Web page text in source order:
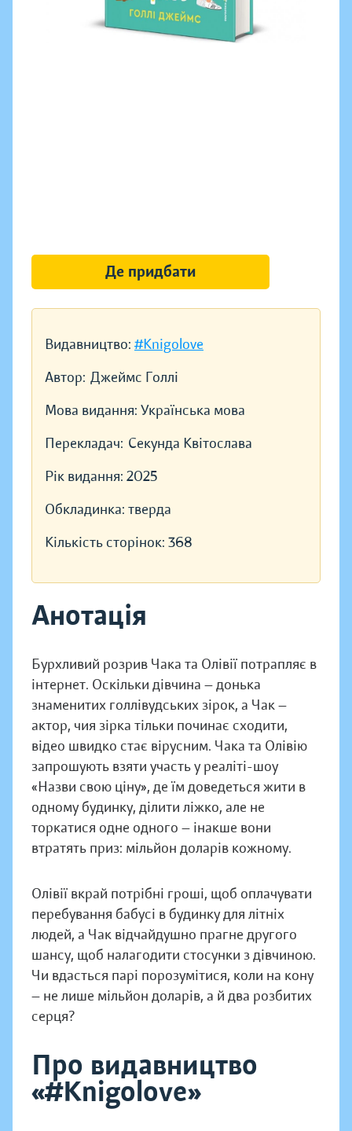
Видавництво: #Knigolove
Автор: Джеймс Голлі
Мова видання: Українська мова
Перекладач: Секунда Квітослава
Рік видання: 2025
Обкладинка: тверда
Кількість сторінок: 368
Анотація
Бурхливий розрив Чака та Олівії потрапляє в
інтернет. Оскільки дівчина — донька
знаменитих голлівудських зірок, а Чак —
актор, чия зірка тільки починає сходити,
відео швидко стає вірусним. Чака та Олівію
запрошують взяти участь у реаліті-шоу
«Назви свою ціну», де їм доведеться жити в
одному будинку, ділити ліжко, але не
торкатися одне одного — інакше вони
втратять приз: мільйон доларів кожному.
Олівії вкрай потрібні гроші, щоб оплачувати
перебування бабусі в будинку для літніх
людей, а Чак відчайдушно прагне другого
шансу, щоб налагодити стосунки з дівчиною.
Чи вдасться парі порозумітися, коли на кону
— не лише мільйон доларів, а й два розбитих
серця?
Про видавництво
«#Knigolove»
Де придбати